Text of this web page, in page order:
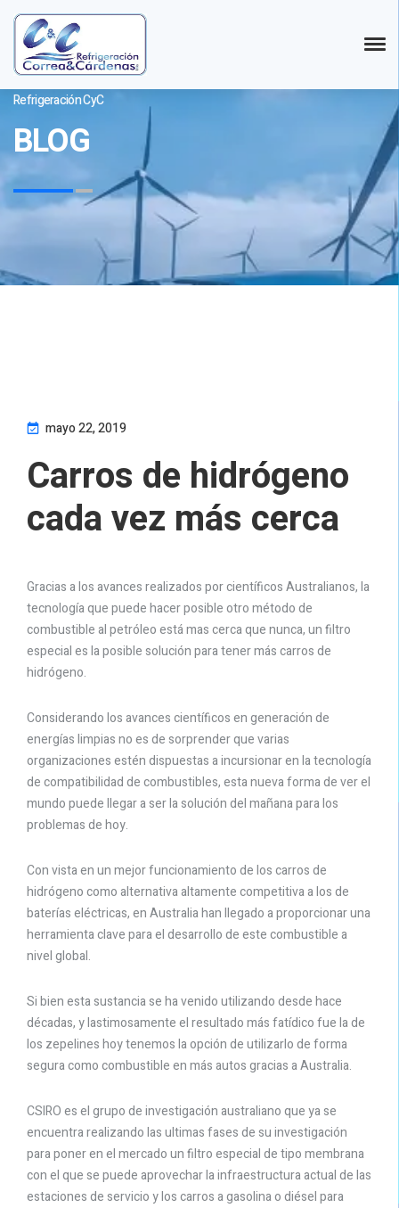
Refrigeración CyC
BLOG
mayo 22, 2019
Carros de hidrógeno
cada vez más cerca
Gracias a los avances realizados por científicos Australianos, la
tecnología que puede hacer posible otro método de
combustible al petróleo está mas cerca que nunca, un filtro
especial es la posible solución para tener más carros de
hidrógeno.
Considerando los avances científicos en generación de
energías limpias no es de sorprender que varias
organizaciones estén dispuestas a incursionar en la tecnología
de compatibilidad de combustibles, esta nueva forma de ver el
mundo puede llegar a ser la solución del mañana para los
problemas de hoy.
Con vista en un mejor funcionamiento de los carros de
hidrógeno como alternativa altamente competitiva a los de
baterías eléctricas, en Australia han llegado a proporcionar una
herramienta clave para el desarrollo de este combustible a
nivel global.
Si bien esta sustancia se ha venido utilizando desde hace
décadas, y lastimosamente el resultado más fatídico fue la de
los zepelines hoy tenemos la opción de utilizarlo de forma
segura como combustible en más autos gracias a Australia.
CSIRO es el grupo de investigación australiano que ya se
encuentra realizando las ultimas fases de su investigación
para poner en el mercado un filtro especial de tipo membrana
con el que se puede aprovechar la infraestructura actual de las
estaciones de servicio y los carros a gasolina o diésel para